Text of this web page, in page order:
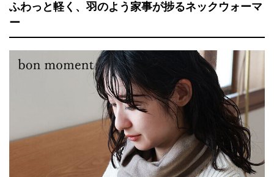
ふわっと軽く、羽のよう家事が捗るネックウォーマ
ー